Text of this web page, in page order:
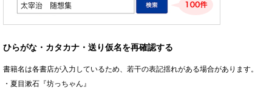
ひらがな・カタカナ・送り仮名を再確認する
書籍名は各書店が入力しているため、若干の表記揺れがある場合があります。
・夏目漱石『坊っちゃん』